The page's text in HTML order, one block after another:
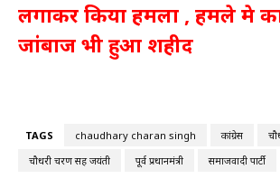
लगाकर किया हमला , हमले मे
जांबाज भी हुआ शहीद
TAGS chaudhary charan singh कांग्रेस
चौधरी चरण सिंह जयंती
पूर्व प्रधानमंत्री समाजवादी पार्टी